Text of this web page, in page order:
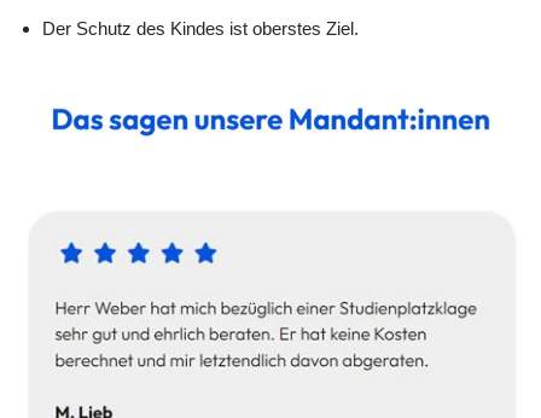
Der Schutz des Kindes ist oberstes Ziel.